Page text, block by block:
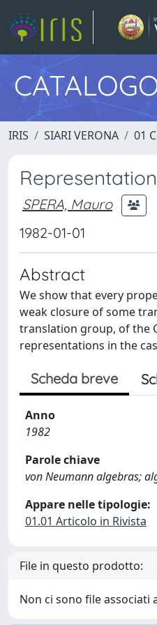
IRIS SIARI VERONA 01
SPERA, Mauro
1982-01-01
Abstract
We show that every
weak closure of some
translation group, of the
representations in the
Scheda breve
Anno
1982
Parole chiave
von Neumann algebras;
Appare nelle tipologie:
01.01 Articolo in Rivista
File in questo prodotto:
Non ci sono file associati